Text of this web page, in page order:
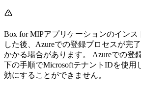
Box for MIPアプリケーションのインス
した後、Azureでの登録プロセスが完
かかる場合があります。 Azureでの登
下の手順でMicrosoftテナントIDを使用
効にすることができません。